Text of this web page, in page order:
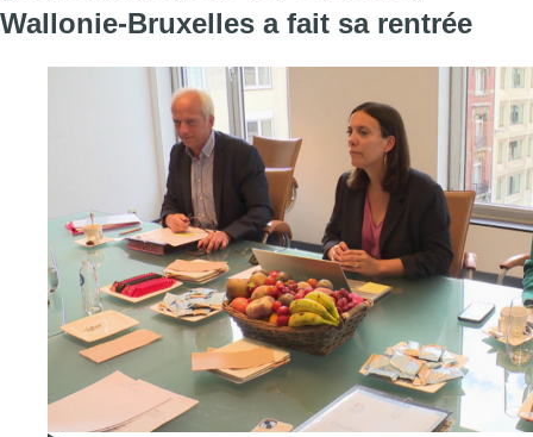
Wallonie-Bruxelles a fait sa rentrée